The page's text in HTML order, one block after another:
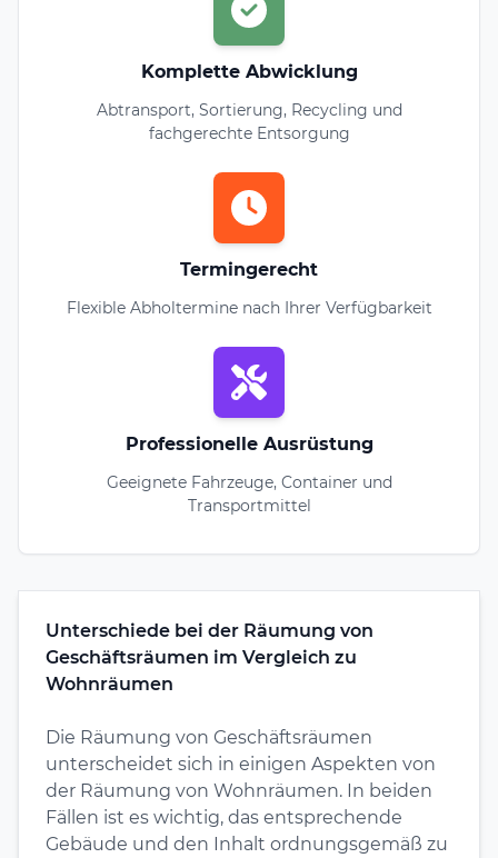
Komplette Abwicklung
Abtransport, Sortierung, Recycling und
fachgerechte Entsorgung
Termingerecht
Flexible Abholtermine nach Ihrer Verfügbarkeit
Professionelle Ausrüstung
Geeignete Fahrzeuge, Container und
Transportmittel
Unterschiede bei der Räumung von
Geschäftsräumen im Vergleich zu
Wohnräumen
Die Räumung von Geschäftsräumen
unterscheidet sich in einigen Aspekten von
der Räumung von Wohnräumen. In beiden
Fällen ist es wichtig, das entsprechende
Gebäude und den Inhalt ordnungsgemäß zu